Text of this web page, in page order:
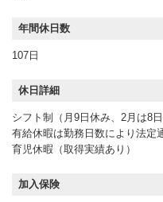
年間休日数
107日
休日詳細
シフト制（月9日休み、2月は8日
有給休暇は勤務日数により法定
育児休暇（取得実績あり）
加入保険